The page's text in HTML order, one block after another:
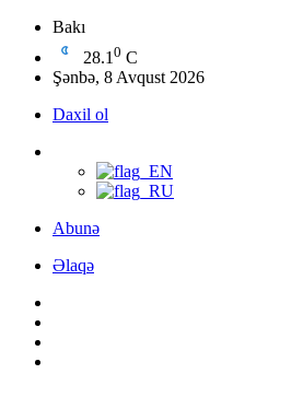
Bakı
28.1 0 C
Şənbə, 8 Avqust 2026
Daxil ol
Abunə
Əlaqə